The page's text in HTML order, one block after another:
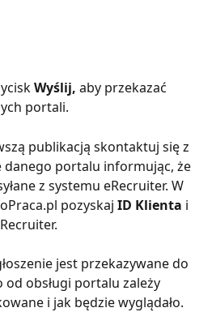
Wyślij, aby przekazać
portali.
publikacją skontaktuj się z
portalu informując, że
z systemu eRecruiter. W
pozyskaj ID Klienta i
jest przekazywane do
obsługi portalu zależy
i jak będzie wyglądało.